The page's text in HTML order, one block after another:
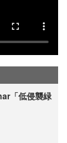
「低侵襲緑